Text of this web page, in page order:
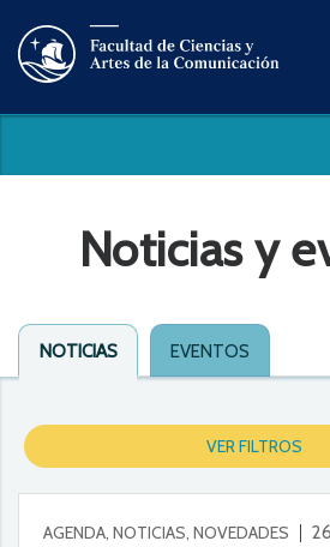
Noticias y
NOTICIAS EVENTOS
VER FILTROS
AGENDA, NOTICIAS, NOVEDADES